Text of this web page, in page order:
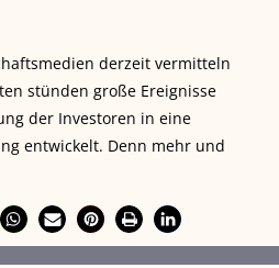
derzeit vermitteln
stünden große Ereignisse
der Investoren in eine
entwickelt. Denn mehr und